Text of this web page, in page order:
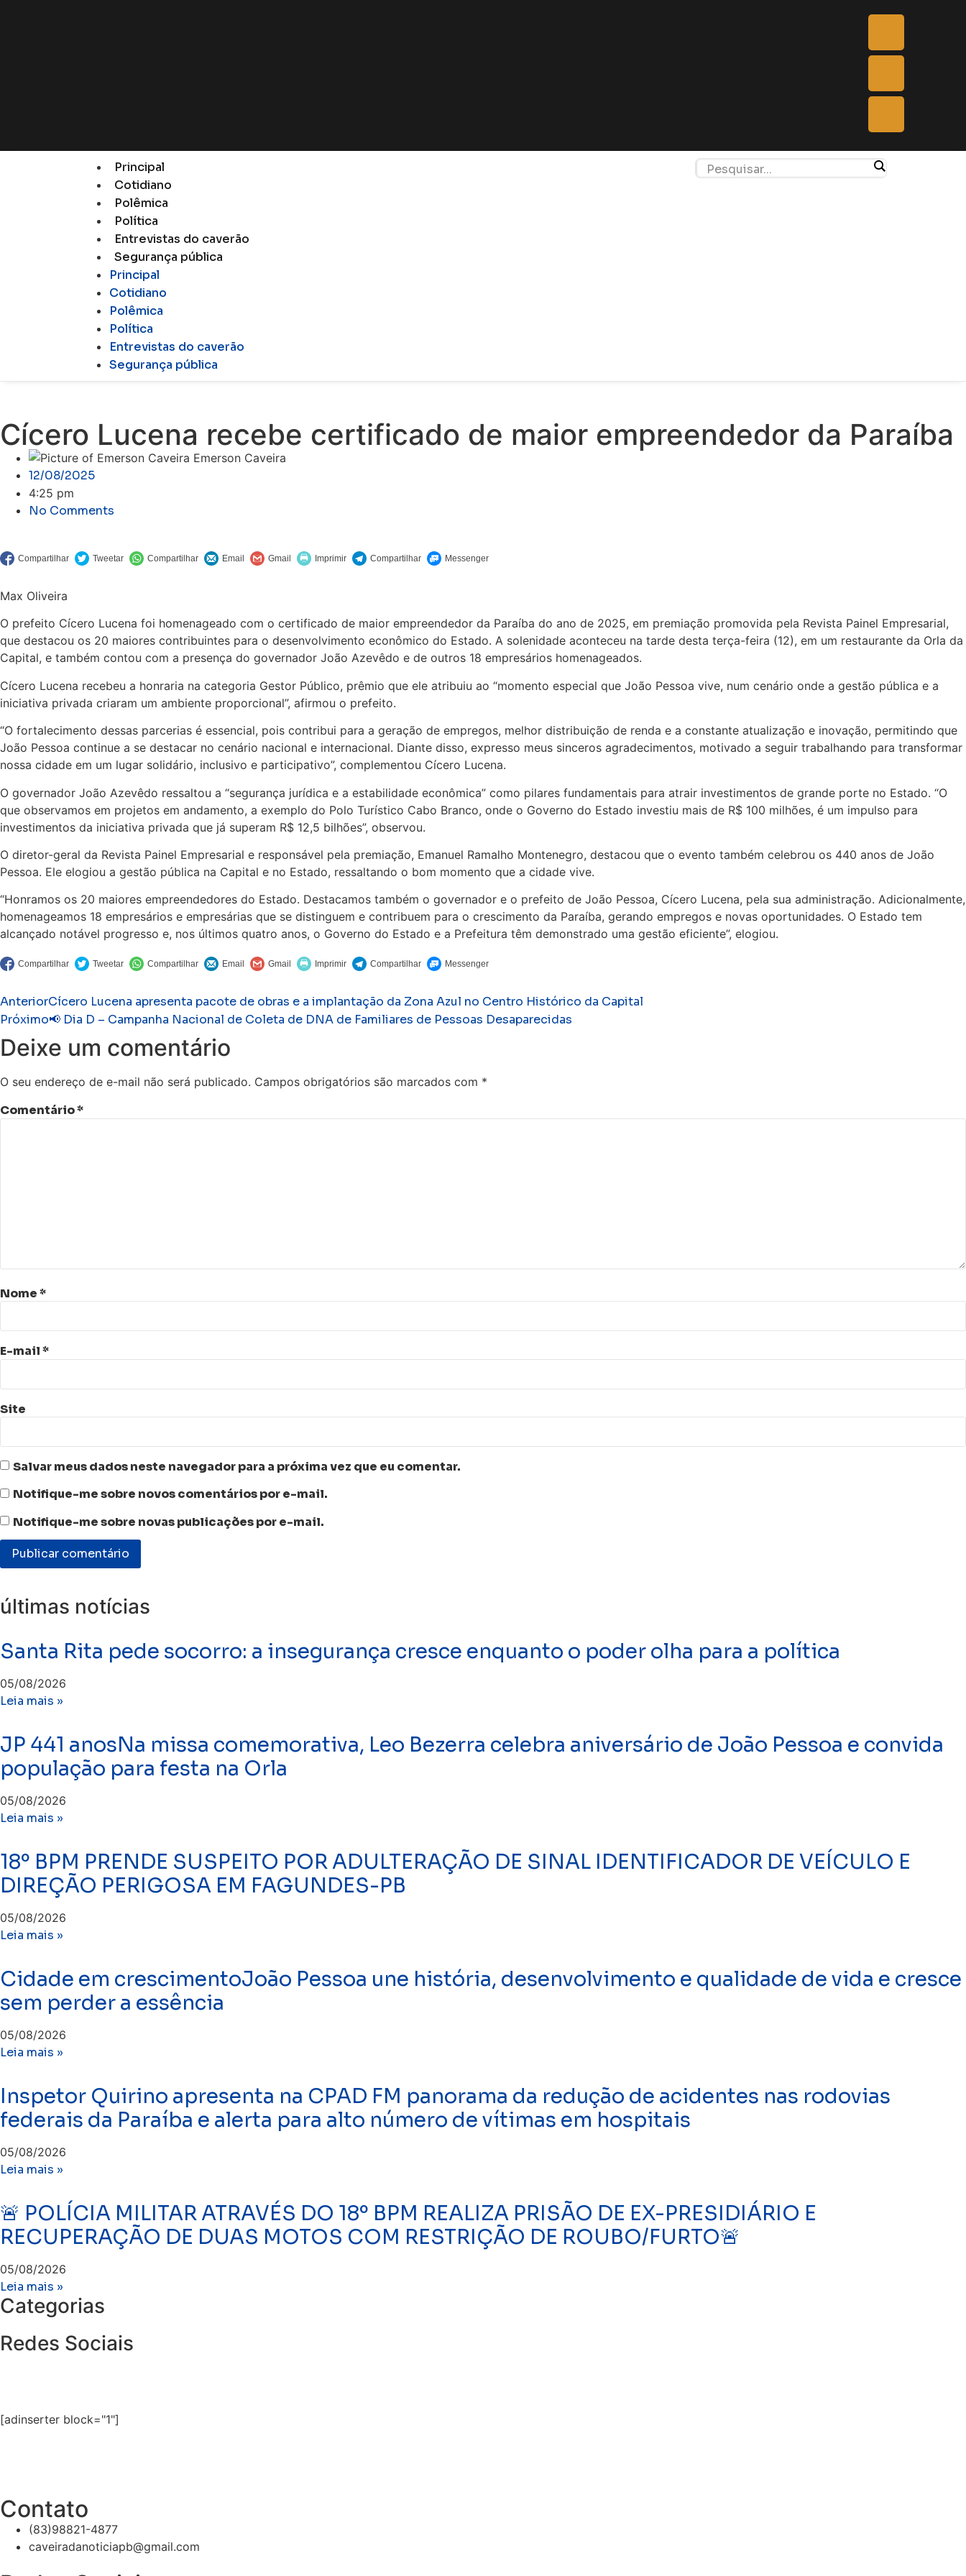
Principal
Cotidiano
Polêmica
Política
Entrevistas do caverão
Segurança pública
Principal
Cotidiano
Polêmica
Política
Entrevistas do caverão
Segurança pública
Cícero Lucena recebe certificado de maior empreendedor da Paraíba
Emerson Caveira
12/08/2025
4:25 pm
No Comments
Max Oliveira
O prefeito Cícero Lucena foi homenageado com o certificado de maior empreendedor da Paraíba do ano de 2025, em premiação promovida pela Revista Painel Empresarial,
que destacou os 20 maiores contribuintes para o desenvolvimento econômico do Estado. A solenidade aconteceu na tarde desta terça-feira (12), em um restaurante da Orla da
Capital, e também contou com a presença do governador João Azevêdo e de outros 18 empresários homenageados.
Cícero Lucena recebeu a honraria na categoria Gestor Público, prêmio que ele atribuiu ao “momento especial que João Pessoa vive, num cenário onde a gestão pública e a
iniciativa privada criaram um ambiente proporcional”, afirmou o prefeito.
“O fortalecimento dessas parcerias é essencial, pois contribui para a geração de empregos, melhor distribuição de renda e a constante atualização e inovação, permitindo que
João Pessoa continue a se destacar no cenário nacional e internacional. Diante disso, expresso meus sinceros agradecimentos, motivado a seguir trabalhando para transformar
nossa cidade em um lugar solidário, inclusivo e participativo”, complementou Cícero Lucena.
O governador João Azevêdo ressaltou a “segurança jurídica e a estabilidade econômica” como pilares fundamentais para atrair investimentos de grande porte no Estado. “O
que observamos em projetos em andamento, a exemplo do Polo Turístico Cabo Branco, onde o Governo do Estado investiu mais de R$ 100 milhões, é um impulso para
investimentos da iniciativa privada que já superam R$ 12,5 bilhões”, observou.
O diretor-geral da Revista Painel Empresarial e responsável pela premiação, Emanuel Ramalho Montenegro, destacou que o evento também celebrou os 440 anos de João
Pessoa. Ele elogiou a gestão pública na Capital e no Estado, ressaltando o bom momento que a cidade vive.
“Honramos os 20 maiores empreendedores do Estado. Destacamos também o governador e o prefeito de João Pessoa, Cícero Lucena, pela sua administração. Adicionalmente,
homenageamos 18 empresários e empresárias que se distinguem e contribuem para o crescimento da Paraíba, gerando empregos e novas oportunidades. O Estado tem
alcançado notável progresso e, nos últimos quatro anos, o Governo do Estado e a Prefeitura têm demonstrado uma gestão eficiente”, elogiou.
AnteriorCícero Lucena apresenta pacote de obras e a implantação da Zona Azul no Centro Histórico da Capital
Próximo📢 Dia D – Campanha Nacional de Coleta de DNA de Familiares de Pessoas Desaparecidas
Deixe um comentário
O seu endereço de e-mail não será publicado. Campos obrigatórios são marcados com *
Comentário*
Nome*
E-mail*
Site
Salvar meus dados neste navegador para a próxima vez que eu comentar.
Notifique-me sobre novos comentários por e-mail.
Notifique-me sobre novas publicações por e-mail.
últimas notícias
Santa Rita pede socorro: a insegurança cresce enquanto o poder olha para a política
05/08/2026
Leia mais »
JP 441 anosNa missa comemorativa, Leo Bezerra celebra aniversário de João Pessoa e convida
população para festa na Orla
05/08/2026
Leia mais »
18º BPM PRENDE SUSPEITO POR ADULTERAÇÃO DE SINAL IDENTIFICADOR DE VEÍCULO E
DIREÇÃO PERIGOSA EM FAGUNDES-PB
05/08/2026
Leia mais »
Cidade em crescimentoJoão Pessoa une história, desenvolvimento e qualidade de vida e cresce
sem perder a essência
05/08/2026
Leia mais »
Inspetor Quirino apresenta na CPAD FM panorama da redução de acidentes nas rodovias
federais da Paraíba e alerta para alto número de vítimas em hospitais
05/08/2026
Leia mais »
🚨 POLÍCIA MILITAR ATRAVÉS DO 18º BPM REALIZA PRISÃO DE EX-PRESIDIÁRIO E
RECUPERAÇÃO DE DUAS MOTOS COM RESTRIÇÃO DE ROUBO/FURTO🚨
05/08/2026
Leia mais »
Categorias
Redes Sociais
[adinserter block="1"]
Contato
(83)98821-4877
caveiradanoticiapb@gmail.com